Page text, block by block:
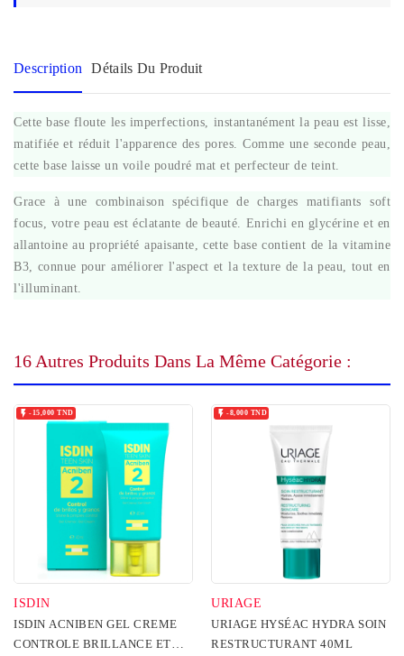
Description Détails Du Produit
Cette base floute les imperfections, instantanément la peau est lisse,
matifiée et réduit l'apparence des pores. Comme une seconde peau,
cette base laisse un voile poudré mat et perfecteur de teint.
Grace à une combinaison spécifique de charges matifiants soft
focus, votre peau est éclatante de beauté. Enrichi en glycérine et en
allantoine au propriété apaisante, cette base contient de la vitamine
B3, connue pour améliorer l'aspect et la texture de la peau, tout en
l'illuminant.
16 Autres Produits Dans La Même Catégorie :
-15,000 TND
ISDIN
ISDIN ACNIBEN GEL CREME
CONTROLE BRILLANCE ET
 -8,000 TND
URIAGE
URIAGE HYSÉAC HYDRA SOIN
RESTRUCTURANT 40ML